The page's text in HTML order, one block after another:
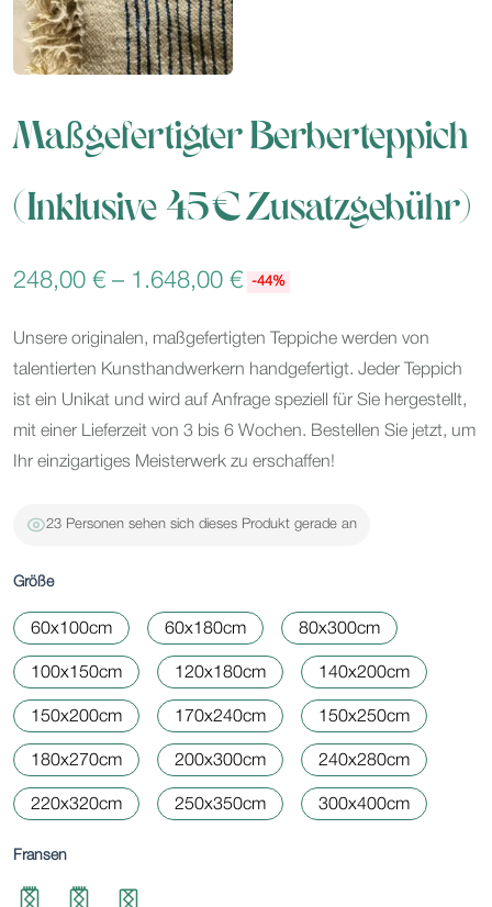
Maßgefertigter Berberteppich
(inklusive 45 € Zusatzgebühr)
248,00 € – 1.648,00 € -44%
Unsere originalen, maßgefertigten Teppiche werden von
talentierten Kunsthandwerkern handgefertigt. Jeder Teppich
ist ein Unikat und wird auf Anfrage speziell für Sie hergestellt,
mit einer Lieferzeit von 3 bis 6 Wochen. Bestellen Sie jetzt, um
Ihr einzigartiges Meisterwerk zu erschaffen!
23 Personen sehen sich dieses Produkt gerade an
Größe
60x100cm 60x180cm 80x300cm
100x150cm 120x180cm 140x200cm
150x200cm 170x240cm 150x250cm
180x270cm 200x300cm 240x280cm
220x320cm 250x350cm 300x400cm
Fransen